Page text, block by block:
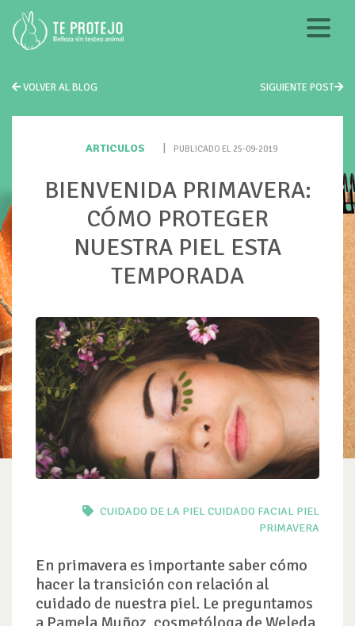
VOLVER AL BLOG SIGUIENTE POST
ARTICULOS PUBLICADO EL 25-09-2019
BIENVENIDA PRIMAVERA:
CÓMO PROTEGER
NUESTRA PIEL ESTA
TEMPORADA
CUIDADO DE LA PIEL CUIDADO FACIAL PIEL
PRIMAVERA
En primavera es importante saber cómo
hacer la transición con relación al
cuidado de nuestra piel. Le preguntamos